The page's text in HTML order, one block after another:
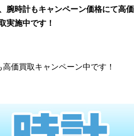
腕時計もキャンペーン価格にて高価
実施中です！
価買取キャンペーン中です！